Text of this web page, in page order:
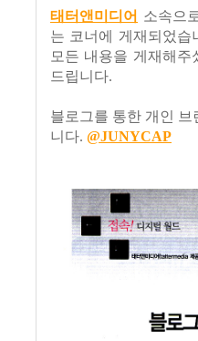
태터앤미디어 소속으
는 코너에 게재되었
모든 내용을 게재해주
드립니다.
블로그를 통한 개인
니다. @JUNYCAP